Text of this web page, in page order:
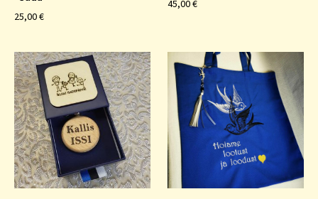
25,00 €
45,00 €